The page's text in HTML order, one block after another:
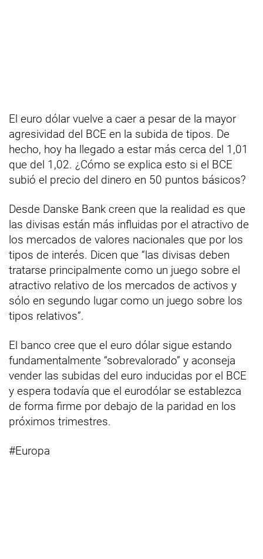
El euro dólar vuelve a caer a pesar de la mayor
agresividad del BCE en la subida de tipos. De
hecho, hoy ha llegado a estar más cerca del 1,01
que del 1,02. ¿Cómo se explica esto si el BCE
subió el precio del dinero en 50 puntos básicos?
Desde Danske Bank creen que la realidad es que
las divisas están más influidas por el atractivo de
los mercados de valores nacionales que por los
tipos de interés. Dicen que “las divisas deben
tratarse principalmente como un juego sobre el
atractivo relativo de los mercados de activos y
sólo en segundo lugar como un juego sobre los
tipos relativos”.
El banco cree que el euro dólar sigue estando
fundamentalmente “sobrevalorado” y aconseja
vender las subidas del euro inducidas por el BCE
y espera todavía que el eurodólar se establezca
de forma firme por debajo de la paridad en los
próximos trimestres.
#Europa